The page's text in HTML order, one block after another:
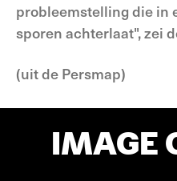
probleemstelling die in
sporen achterlaat", zei
(uit de Persmap)
IMAGE